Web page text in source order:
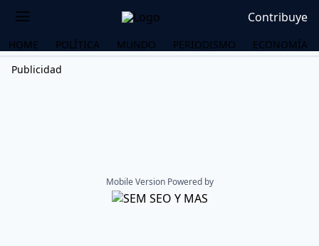
Contribuye
HOME POLÍTICA MUNDO PERIODISMO
ECONOMÍA
Publicidad
Mobile Version Powered by